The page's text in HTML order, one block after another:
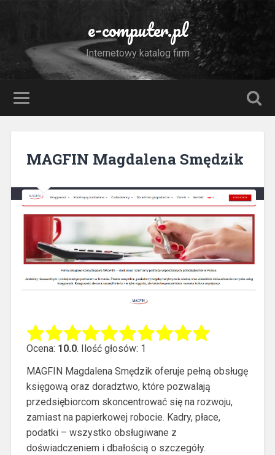
e-computer.pl
Internetowy katalog firm
MAGFIN Magdalena Smędzik
Ocena: 10.0. Ilość głosów: 1
MAGFIN Magdalena Smędzik oferuje pełną obsługę
księgową oraz doradztwo, które pozwalają
przedsiębiorcom skoncentrować się na rozwoju,
zamiast na papierkowej robocie. Kadry, płace,
podatki – wszystko obsługiwane z
doświadczeniem i dbałością o szczegóły.